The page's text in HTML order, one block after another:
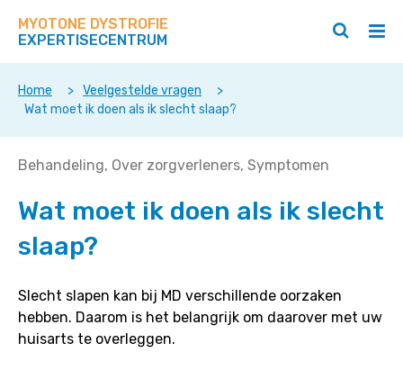
direct
op
deze
MYOTONE DYSTROFIE
EXPERTISECENTRUM
/
Zoeken
/
Home > Veelgestelde vragen
>
Wat moet ik doen als ik slecht slaap?
Wat
ik
als
slecht
slaap?
Behandeling Over zorgverleners Symptomen
Wat moet ik doen als ik slecht
slaap?
Slecht slapen kan bij MD verschillende oorzaken
hebben. Daarom is het belangrijk om daarover met uw
huisarts te overleggen.